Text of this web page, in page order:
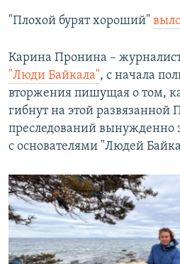
"Плохой бурят хороший"
Карина Пронина –
"Люди Байкала", с начала
вторжения пишущая о том,
гибнут на этой
преследований вынужденно
с основателями "Людей